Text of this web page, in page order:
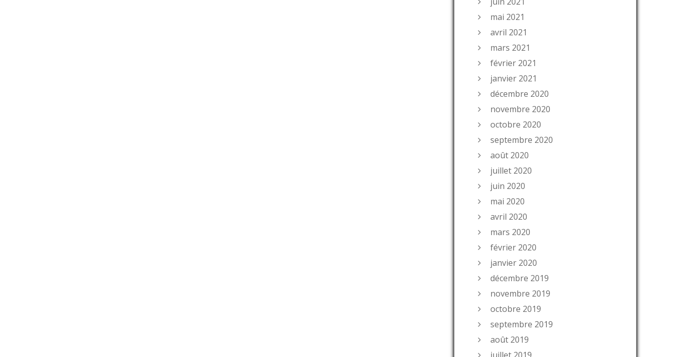
mai 2021
avril 2021
mars 2021
février 2021
janvier 2021
décembre 2020
novembre 2020
octobre 2020
septembre 2020
août 2020
juillet 2020
juin 2020
mai 2020
avril 2020
mars 2020
février 2020
janvier 2020
décembre 2019
novembre 2019
octobre 2019
septembre 2019
août 2019